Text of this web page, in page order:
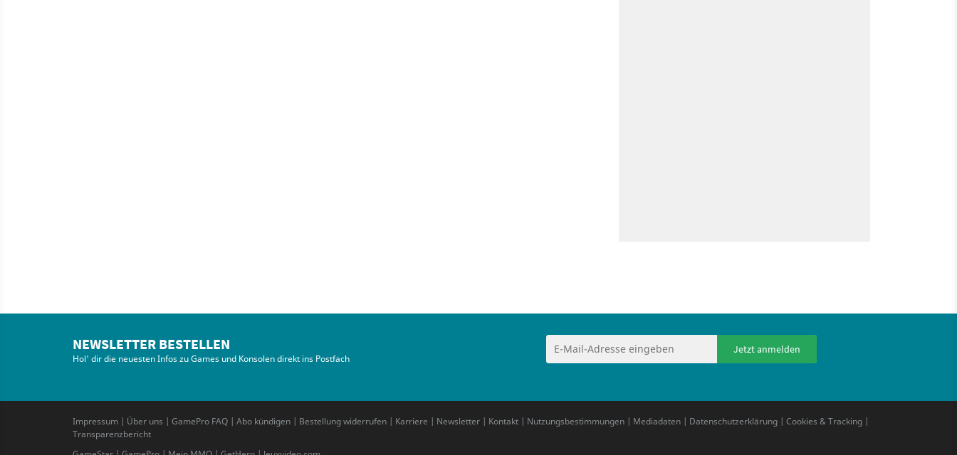
NEWSLETTER BESTELLEN
Hol' dir die neuesten Infos zu Games und Konsolen direkt ins Postfach
Jetzt anmelden
Impressum | Über uns | GamePro FAQ | Abo kündigen | Bestellung widerrufen | Karriere | Newsletter | Kontakt | Nutzungsbestimmungen | Mediadaten | Datenschutzerklärung | Cookies & Tracking |
Transparenzbericht